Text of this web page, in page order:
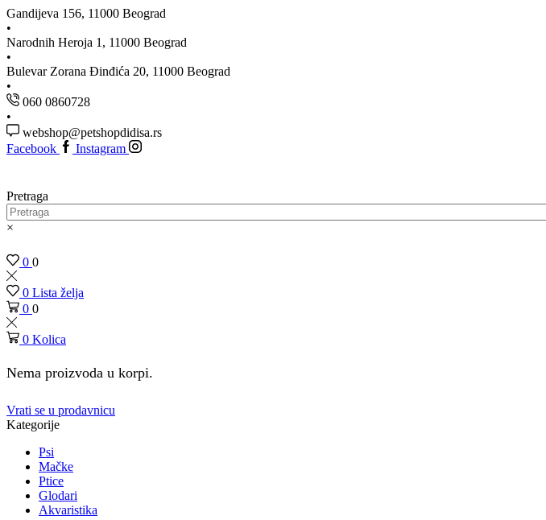
Gandijeva 156, 11000 Beograd
Narodnih Heroja 1, 11000 Beograd
Bulevar Zorana Đinđića 20, 11000 Beograd
060 0860728
webshop@petshopdidisa.rs
Facebook
Instagram
Pretraga
×
0 0
0 Lista želja
0 0
0 Kolica
Nema proizvoda u korpi.
Vrati se u prodavnicu
Kategorije
Psi
Mačke
Ptice
Glodari
Akvaristika